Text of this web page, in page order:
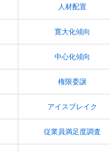
人材配置
寛大化傾向
中心化傾向
権限委譲
アイスブレイク
従業員満足度調査